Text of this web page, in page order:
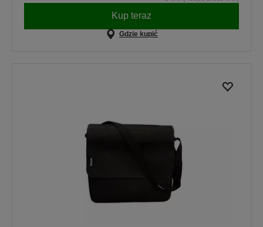
Kup teraz
Gdzie kupić